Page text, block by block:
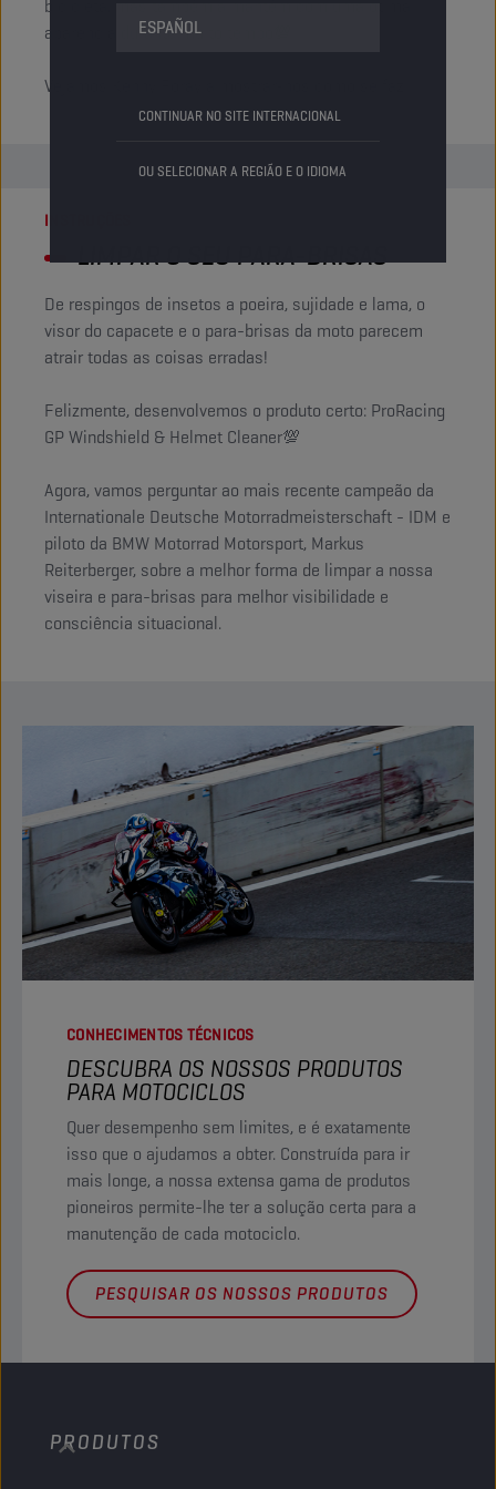
ESPAÑOL
CONTINUAR NO SITE INTERNACIONAL
OU SELECIONAR A REGIÃO E O IDIOMA
bicicleta, mas também a mantém com uma ótima
aparência durante muito tempo💯
Vejamos Kenny Foray a mostrar-nos como se faz!
INSTRUÇÕES
LIMPAR O SEU PARA-BRISAS
De respingos de insetos a poeira, sujidade e lama, o
visor do capacete e o para-brisas da moto parecem
atrair todas as coisas erradas!
Felizmente, desenvolvemos o produto certo: ProRacing
GP Windshield & Helmet Cleaner💯
Agora, vamos perguntar ao mais recente campeão da
Internationale Deutsche Motorradmeisterschaft - IDM e
piloto da BMW Motorrad Motorsport, Markus
Reiterberger, sobre a melhor forma de limpar a nossa
viseira e para-brisas para melhor visibilidade e
consciência situacional.
CONHECIMENTOS TÉCNICOS
DESCUBRA OS NOSSOS PRODUTOS
PARA MOTOCICLOS
Quer desempenho sem limites, e é exatamente
isso que o ajudamos a obter. Construída para ir
mais longe, a nossa extensa gama de produtos
pioneiros permite-lhe ter a solução certa para a
manutenção de cada motociclo.
PESQUISAR OS NOSSOS PRODUTOS
PRODUTOS